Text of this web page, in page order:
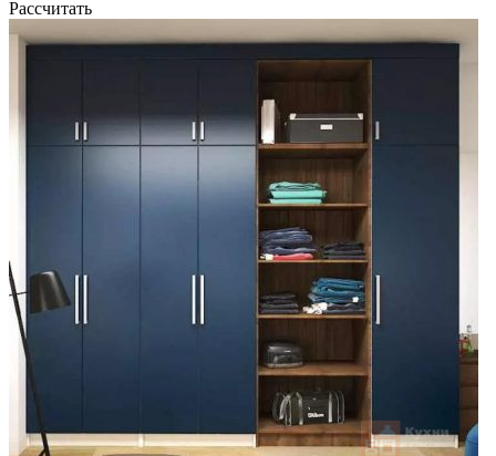
Рассчитать